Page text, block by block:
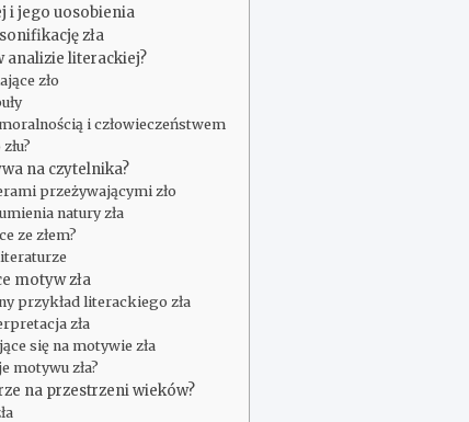
i jego uosobienia
zła
analizie literackiej?
zło
i człowieczeństwem
na czytelnika?
przeżywającymi zło
natury zła
ze złem?
motyw zła
przykład literackiego zła
zła
się na motywie zła
motywu zła?
na przestrzeni wieków?